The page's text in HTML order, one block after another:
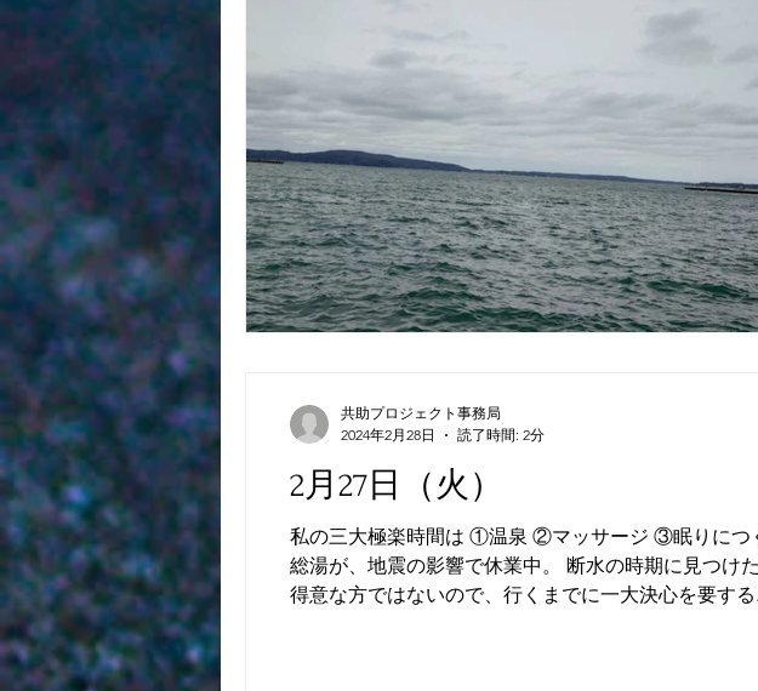
2月27日（火）
私の三大極楽時間は ①温泉 ②マッサージ ③眠りにつ
総湯が、地震の影響で休業中。 断水の時期に見つけ
得意な方ではないので、行くまでに一大決心を要する
共助プロジェクト事務局
2024年2月28日
読了時間: 2分